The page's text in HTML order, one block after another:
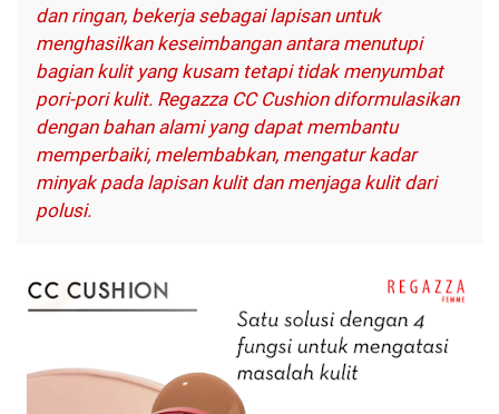
dan ringan, bekerja sebagai lapisan untuk
menghasilkan keseimbangan antara menutupi
bagian kulit yang kusam tetapi tidak menyumbat
pori-pori kulit. Regazza CC Cushion diformulasikan
dengan bahan alami yang dapat membantu
memperbaiki, melembabkan, mengatur kadar
minyak pada lapisan kulit dan menjaga kulit dari
polusi.